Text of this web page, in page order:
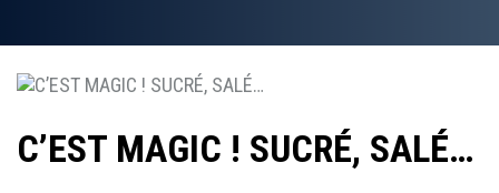
C’EST MAGIC ! SUCRÉ, SALÉ…